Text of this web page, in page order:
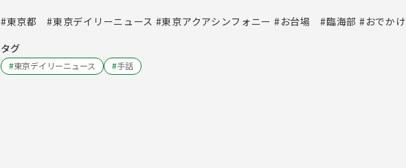
#東京都 #東京デイリーニュース #東京アクアシンフォニー #お台場 #臨海部 #おでかけ
タグ
#東京デイリーニュース #手話